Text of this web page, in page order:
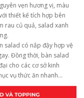
vẹn hương vị, màu
thiết kế tích hợp bên
rau củ quả, salad xanh
salad có nắp đậy hợp vệ
Đồng thời, bàn salad
cho các cơ sở kinh
vụ thức ăn nhanh…